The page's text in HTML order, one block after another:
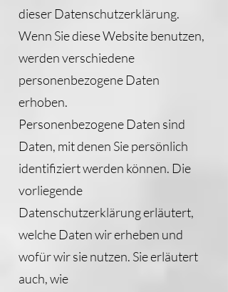
dieser Datenschutzerklärung.
Wenn Sie diese Website benutzen,
werden verschiedene
personenbezogene Daten
erhoben.
Personenbezogene Daten sind
Daten, mit denen Sie persönlich
identifiziert werden können. Die
vorliegende
Datenschutzerklärung erläutert,
welche Daten wir erheben und
wofür wir sie nutzen. Sie erläutert
auch, wie